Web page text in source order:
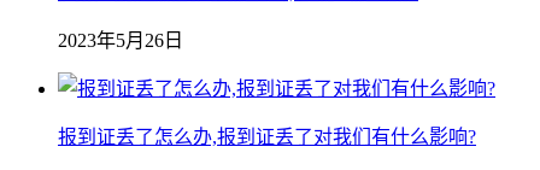
2023年5月26日
报到证丢了怎么办,报到证丢了对我们有什么影响?